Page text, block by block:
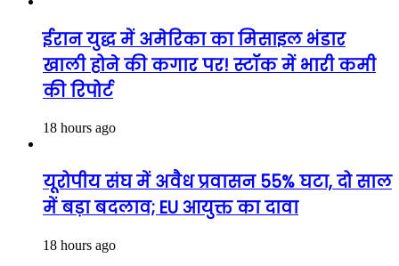
ईरान युद्ध में अमेरिका का मिसाइल भंडार
खाली होने की कगार पर! स्टॉक में भारी कमी
की रिपोर्ट
18 hours ago
यूरोपीय संघ में अवैध प्रवासन 55% घटा, दो साल
में बड़ा बदलाव; EU आयुक्त का दावा
18 hours ago